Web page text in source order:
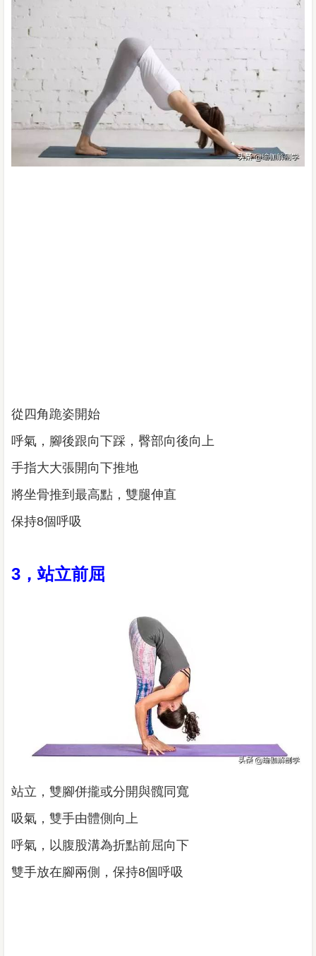
從四角跪姿開始
呼氣，腳後跟向下踩，臀部向後向上
手指大大張開向下推地
將坐骨推到最高點，雙腿伸直
保持8個呼吸
3，站立前屈
站立，雙腳併攏或分開與髖同寬
吸氣，雙手由體側向上
呼氣，以腹股溝為折點前屈向下
雙手放在腳兩側，保持8個呼吸